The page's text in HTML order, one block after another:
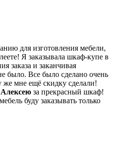
для изготовления мебели,
Я заказывала шкаф-купе в
заказа и заканчивая
было. Все было сделано очень
же мне ещё скидку сделали!
Алексею за прекрасный шкаф!
буду заказывать только